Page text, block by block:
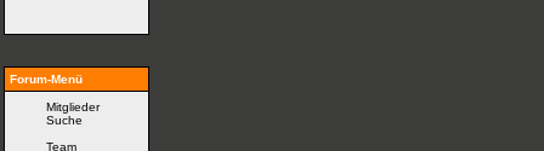
Forum-Menü
Mitglieder
Suche
Team